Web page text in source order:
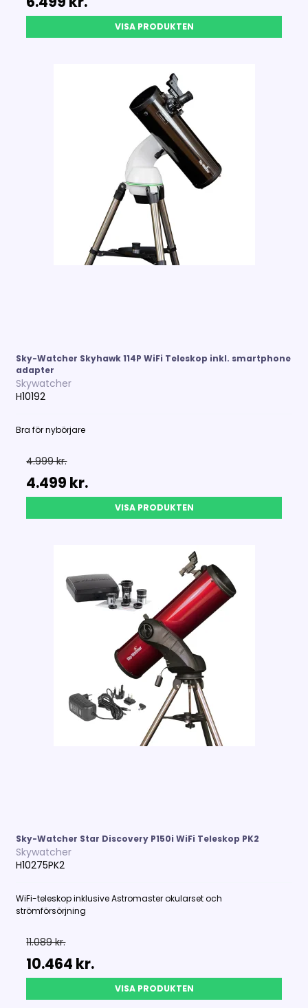
VISA PRODUKTEN
Sky-Watcher Skyhawk 114P WiFi Teleskop inkl. smartphone
adapter
Skywatcher
H10192
Bra för nybörjare
4.999 kr.
4.499 kr.
VISA PRODUKTEN
Sky-Watcher Star Discovery P150i WiFi Teleskop PK2
Skywatcher
H10275PK2
WiFi-teleskop inklusive Astromaster okularset och
strömförsörjning
11.089 kr.
10.464 kr.
VISA PRODUKTEN